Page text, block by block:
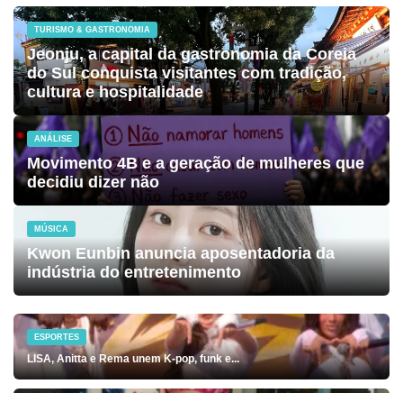
TURISMO & GASTRONOMIA
Jeonju, a capital da gastronomia da Coreia
do Sul conquista visitantes com tradição,
cultura e hospitalidade
ANÁLISE
Movimento 4B e a geração de mulheres que
decidiu dizer não
MÚSICA
Kwon Eunbin anuncia aposentadoria da
indústria do entretenimento
ESPORTES
LISA, Anitta e Rema unem K-pop, funk e...